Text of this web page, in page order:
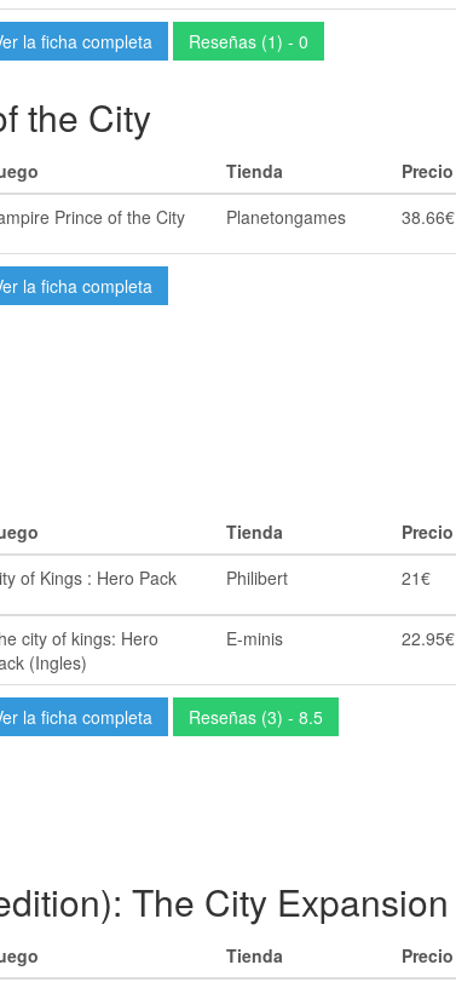
la ficha completa Reseñas (1) - 0
the City
Tienda Precio
Prince of the City
Planetongames 38.66€
la ficha completa
Tienda Precio
of Kings : Hero Pack
Philibert 21€
city of kings: Hero
(Ingles)
E-minis 22.95€
la ficha completa Reseñas (3) - 8.5
The City Expansion
Tienda Precio